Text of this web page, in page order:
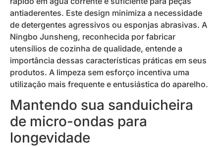
antiaderentes. Este design minimiza a necessidade
de detergentes agressivos ou esponjas abrasivas. A
Ningbo Junsheng, reconhecida por fabricar
utensílios de cozinha de qualidade, entende a
importância dessas características práticas em seus
produtos. A limpeza sem esforço incentiva uma
utilização mais frequente e entusiástica do aparelho.
Mantendo sua sanduicheira
de micro-ondas para
longevidade